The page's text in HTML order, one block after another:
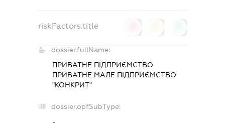
riskFactors.title
dossier.fullName:
ПРИВАТНЕ ПІДПРИЄМСТВО
ПРИВАТНЕ МАЛЕ ПІДПРИЄМСТВО
"КОНКРИТ"
dossier.opfSubType:
-